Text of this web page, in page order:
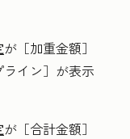
が［加重金額］
イン］ が表示
が［合計金額］